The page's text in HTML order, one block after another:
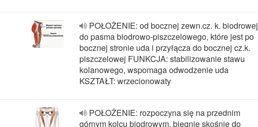
POŁOŻENIE: od bocznej zewn.cz. k. biodrowej
do pasma biodrowo-piszczelowego, które jest po
bocznej stronie uda i przyłącza do bocznej cz.k.
piszczelowej FUNKCJA: stabilizowanie stawu
kolanowego, wspomaga odwodzenie uda
KSZTAŁT: wrzecionowaty
POŁOŻENIE: rozpoczyna się na przednim
górnym kolcu biodrowym, biegnie skośnie do